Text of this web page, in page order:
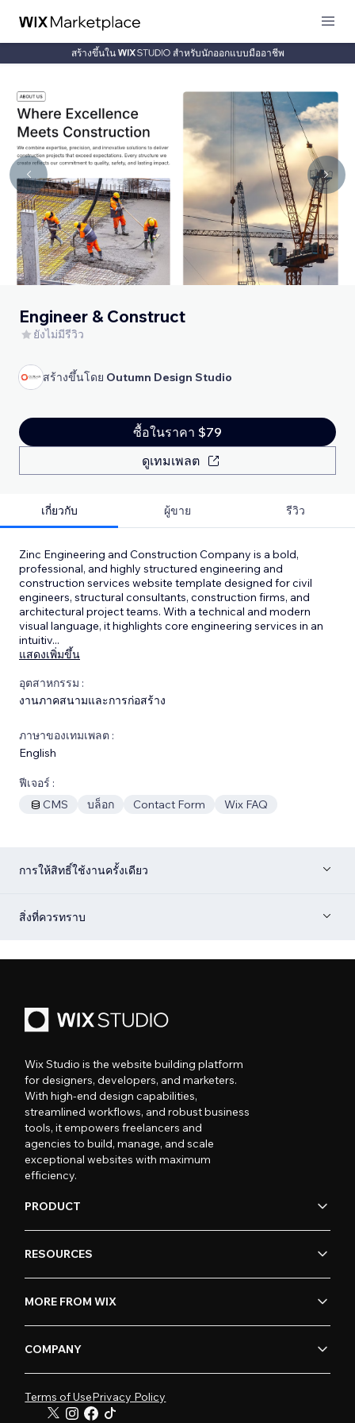
สร้างขึ้นใน สำหรับนักออกแบบมืออาชีพ
Engineer & Construct
ยังไม่มีรีวิว
สร้างขึ้นโดย Outumn Design Studio
ซื้อในราคา $79
ดูเทมเพลต
เกี่ยวกับ ผู้ขาย รีวิว
Zinc Engineering and Construction Company is a bold,
professional, and highly structured engineering and
construction services website template designed for civil
engineers, structural consultants, construction firms, and
architectural project teams. With a technical and modern
visual language, it highlights core engineering services in an
intuitiv...
แสดงเพิ่มขึ้น
อุตสาหกรรม :
งานภาคสนามและการก่อสร้าง
ภาษาของเทมเพลต :
English
ฟีเจอร์ :
CMS
บล็อก Contact Form Wix FAQ
การให้สิทธิ์ใช้งานครั้งเดียว
สิ่งที่ควรทราบ
Wix Studio is the website building platform
for designers, developers, and marketers.
With high-end design capabilities,
streamlined workflows, and robust business
tools, it empowers freelancers and
agencies to build, manage, and scale
exceptional websites with maximum
efficiency.
PRODUCT
RESOURCES
MORE FROM WIX
COMPANY
Terms of UsePrivacy Policy